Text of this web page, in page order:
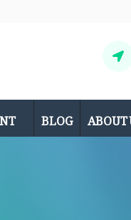
BLOG ABOUT